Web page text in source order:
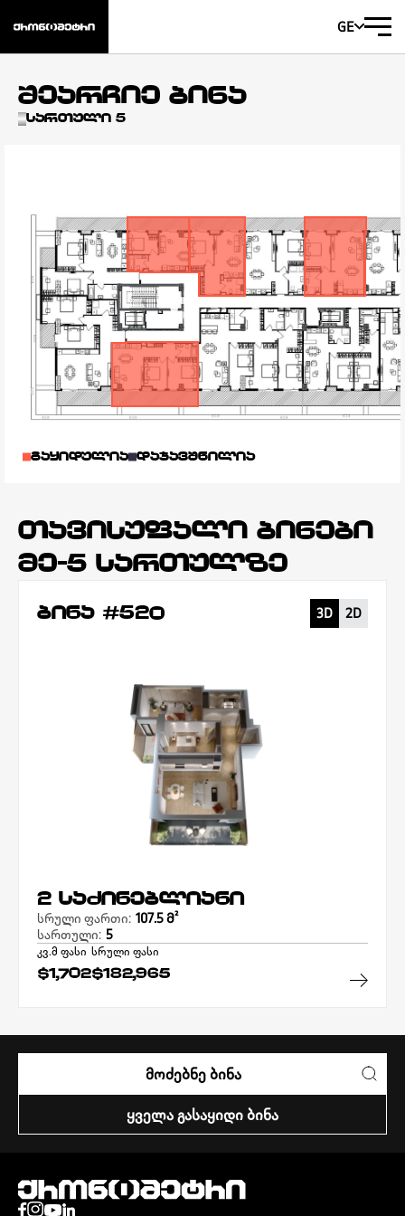
GE
შეარჩიე ბინა
სართული 5
გაყიდულია დაჯავშნილია
თავისუფალი ბინები
მე-5 სართულზე
ბინა #520 3D 2D
2 საძინებლიანი
სრული ფართი: 107.5 Მ²
სართული: 5
კვ.მ ფასი
$1,702
სრული ფასი
$182,965
ᲛᲝᲫᲔᲑᲜᲔ ᲑᲘᲜᲐ
ᲧᲕᲔᲚᲐ ᲒᲐᲡᲐᲧᲘᲓᲘ ᲑᲘᲜᲐ